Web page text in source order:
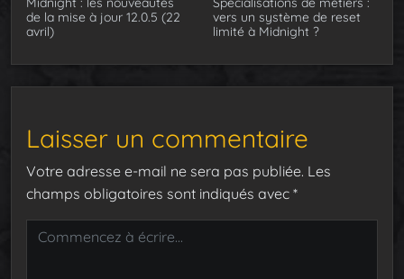
de la mise à jour 12.0.5 (22
avril)
vers un système de reset
limité à Midnight ?
Laisser un commentaire
Votre adresse e-mail ne sera pas publiée. Les
champs obligatoires sont indiqués avec *